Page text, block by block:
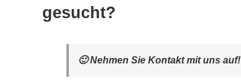
gesucht?
🙂 Nehmen Sie Kontakt mit uns auf!